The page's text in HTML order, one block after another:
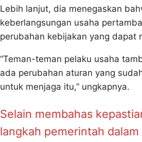
Lebih lanjut, dia menegaskan
keberlangsungan usaha
perubahan kebijakan yang dapat
“Teman-teman pelaku usaha
ada perubahan aturan yang
untuk menjaga itu,” ungkapnya.
Selain membahas
langkah pemerintah